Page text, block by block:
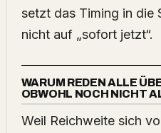
setzt das Timing in die
nicht auf „sofort jetzt“.
WARUM REDEN ALLE
OBWOHL NOCH NICHT
Weil Reichweite sich